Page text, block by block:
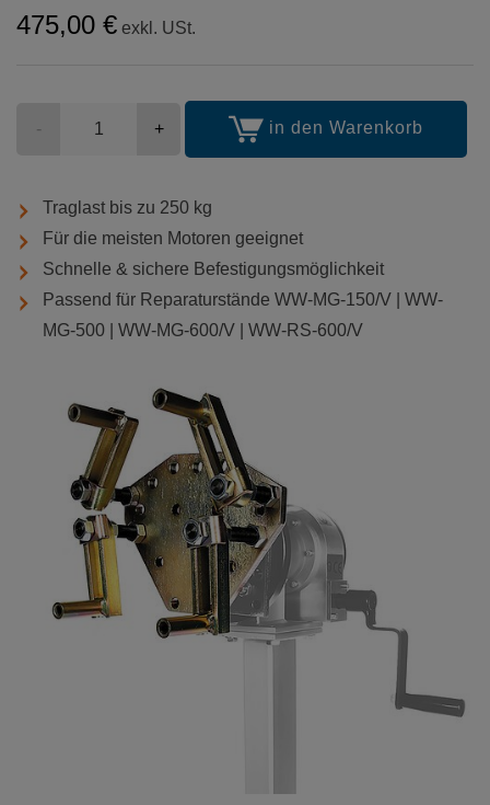
475,00 € exkl. USt.
- + in den Warenkorb
Traglast bis zu 250 kg
Für die meisten Motoren geeignet
Schnelle & sichere Befestigungsmöglichkeit
Passend für Reparaturstände WW-MG-150/V | WW-
MG-500 | WW-MG-600/V | WW-RS-600/V